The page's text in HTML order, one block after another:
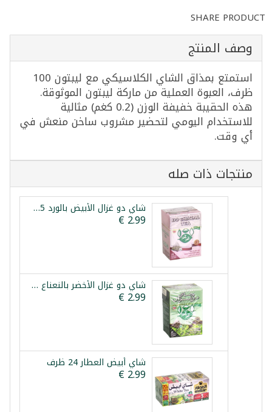
SHARE PRODUCT
وصف المنتج
استمتع بمذاق الشاي الكلاسيكي مع ليبتون 100
ظرف، العبوة العملية من ماركة ليبتون الموثوقة.
هذه الحقيبة خفيفة الوزن (0.2 كغم) مثالية
للاستخدام اليومي لتحضير مشروب ساخن منعش في
أي وقت.
منتجات ذات صله
شاي دو غزال الأبيض بالورد 25 كيس
شاي دو غزال الأخضر بالنعناع 25 كيس
شاي أبيض العطار 24 ظرف